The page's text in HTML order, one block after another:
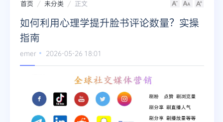
首页 未分类 正文
如何利用心理学提升脸书评论数量？实操
指南
emer 2026-05-26 18:01